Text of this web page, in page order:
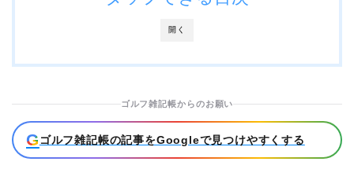
開く
ゴルフ雑記帳からのお願い
G ゴルフ雑記帳の記事をGoogleで見つけやすくする